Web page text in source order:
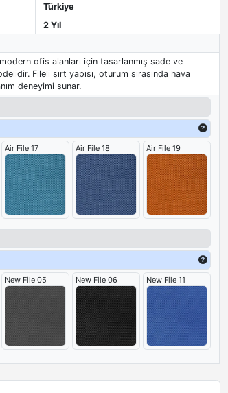
Türkiye
2 Yıl
ofis alanları için tasarlanmış sade ve
Fileli sırt yapısı, oturum sırasında hava
deneyimi sunar.
Air File 17 Air File 18 Air File 19
New File 05 New File 06 New File 11